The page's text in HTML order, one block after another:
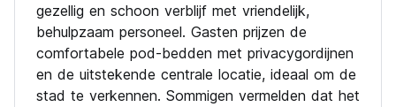
gezellig en schoon verblijf met vriendelijk,
behulpzaam personeel. Gasten prijzen de
comfortabele pod-bedden met privacygordijnen
en de uitstekende centrale locatie, ideaal om de
stad te verkennen. Sommigen vermelden dat het